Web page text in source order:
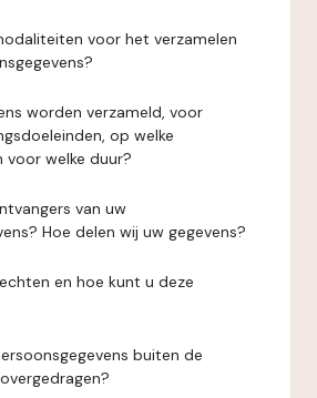
voor het verzamelen
worden verzameld, voor
op welke
voor welke duur?
van uw
Hoe delen wij uw gegevens?
en hoe kunt u deze
buiten de